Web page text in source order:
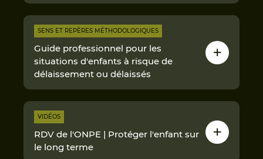
SENS ET REPÈRES MÉTHODOLOGIQUES
Guide professionnel pour les
situations d'enfants à risque de
délaissement ou délaissés
VIDÉOS
RDV de l'ONPE | Protéger l'enfant sur
le long terme